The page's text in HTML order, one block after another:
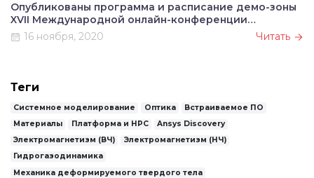
Опубликованы программа и расписание демо-зоны
XVII Международной онлайн-конференции
CADFEM/Ansys
16 ноября, 2020 Читать
Теги
Системное моделирование Оптика
Встраиваемое ПО
Материалы
Платформа и HPC
Ansys Discovery
Электромагнетизм (ВЧ)
Электромагнетизм (НЧ)
Гидрогазодинамика
Механика деформируемого твердого тела